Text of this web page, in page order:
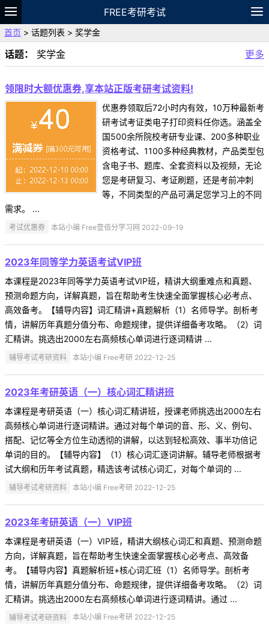
FREE考研考试
题库
故事 专题
VIP
资料
首页 > 话题列表 > 奖学金
话题： 奖学金 更多
领限时大额优惠券,享本站正版考研考试资料!
优惠券领取后72小时内有效，10万种最新考
研考试考证类电子打印资料任你选。涵盖全
国500余所院校考研专业课、200多种职业
资格考试、1100多种经典教材，产品类型包
含电子书、题库、全套资料以及视频，无论
您是考研复习、考证刷题，还是考前冲刺
等，不同类型的产品可满足您学习上的不同
需求。 ...
考试优惠券 本站小编 Free壹佰分学习网 2022-09-19
2023年同等学力英语考试VIP班
本课程是2023年同等学力英语考试VIP班，精讲大纲重难点和真题、
预测命题方向，详解真题，旨在帮助考生快速全面掌握核心必考点、
高效备考。【辅导内容】词汇精讲+真题解析（1）名师导学。剖析考
情，讲解历年真题分值分布、命题规律，提供详细备考攻略。（2）词
汇精讲。挑选出2000左右高频核心单词进行逐词精讲 ...
辅导考试考研资料 本站小编 Free考研 2022-12-25
2023年考研英语（一）核心词汇精讲班
本课程是考研英语（一）核心词汇精讲班，授课老师挑选出2000左右
高频核心单词进行逐词精讲。通过对每个单词的音、形、义、例句、
搭配、记忆等全方位生动透彻的讲解，以达到轻松高效、事半功倍记
单词的目的。【辅导内容】（1）核心词汇逐词讲解。辅导老师根据考
试大纲和历年考试真题，精选该考试核心词汇，对每个单词的 ...
辅导考试考研资料 本站小编 Free考研 2022-12-25
2023年考研英语（一）VIP班
本课程是考研英语（一）VIP班，精讲大纲核心词汇和真题、预测命题
方向，详解真题，旨在帮助考生快速全面掌握核心必考点、高效备
考。【辅导内容】真题解析班+核心词汇班（1）名师导学。剖析考
情，讲解历年真题分值分布、命题规律，提供详细备考攻略。（2）词
汇精讲。挑选出2000左右高频核心单词进行逐词精讲。通过 ...
辅导考试考研资料 本站小编 Free考研 2022-12-25